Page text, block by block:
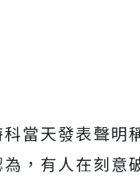
當天發表聲明
，有人在刻意